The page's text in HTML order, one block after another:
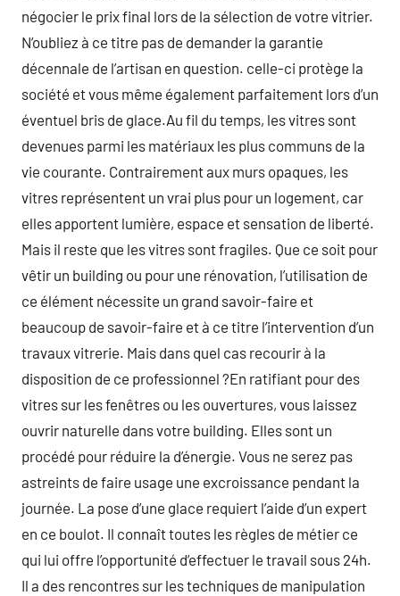
négocier le prix final lors de la sélection de votre vitrier.
N’oubliez à ce titre pas de demander la garantie
décennale de l’artisan en question. celle-ci protège la
société et vous même également parfaitement lors d’un
éventuel bris de glace.Au fil du temps, les vitres sont
devenues parmi les matériaux les plus communs de la
vie courante. Contrairement aux murs opaques, les
vitres représentent un vrai plus pour un logement, car
elles apportent lumière, espace et sensation de liberté.
Mais il reste que les vitres sont fragiles. Que ce soit pour
vêtir un building ou pour une rénovation, l’utilisation de
ce élément nécessite un grand savoir-faire et
beaucoup de savoir-faire et à ce titre l’intervention d’un
travaux vitrerie. Mais dans quel cas recourir à la
disposition de ce professionnel ?En ratifiant pour des
vitres sur les fenêtres ou les ouvertures, vous laissez
ouvrir naturelle dans votre building. Elles sont un
procédé pour réduire la d’énergie. Vous ne serez pas
astreints de faire usage une excroissance pendant la
journée. La pose d’une glace requiert l’aide d’un expert
en ce boulot. Il connaît toutes les règles de métier ce
qui lui offre l’opportunité d’effectuer le travail sous 24h.
Il a des rencontres sur les techniques de manipulation